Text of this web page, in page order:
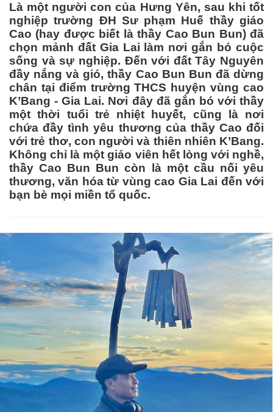
Là một người con của Hưng Yên, sau khi tốt
nghiệp trường ĐH Sư phạm Huế thầy giáo
Cao (hay được biết là thầy Cao Bun Bun) đã
chọn mảnh đất Gia Lai làm nơi gắn bó cuộc
sống và sự nghiệp. Đến với đất Tây Nguyên
đầy nắng và gió, thầy Cao Bun Bun đã dừng
chân tại điểm trường THCS huyện vùng cao
K’Bang - Gia Lai. Nơi đây đã gắn bó với thầy
một thời tuổi trẻ nhiệt huyết, cũng là nơi
chứa đầy tình yêu thương của thầy Cao đối
với trẻ thơ, con người và thiên nhiên K’Bang.
Không chỉ là một giáo viên hết lòng với nghề,
thầy Cao Bun Bun còn là một cầu nối yêu
thương, văn hóa từ vùng cao Gia Lai đến với
bạn bè mọi miền tổ quốc.